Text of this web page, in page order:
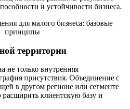
и устойчивости бизнеса.
территории
не только внутренняя
присутствия. Объединение с
в другом регионе или сегменте
расширить клиентскую базу и